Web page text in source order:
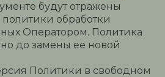
будут отражены
обработки
Оператором. Политика
до замены ее новой
Политики в свободном